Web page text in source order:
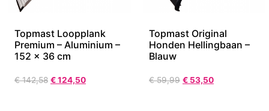
Topmast Loopplank
Premium – Aluminium –
152 x 36 cm
€142,58 €124,50
Topmast Original
Honden Hellingbaan –
Blauw
€59,99 € 53,50